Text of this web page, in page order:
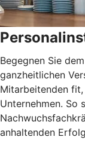
Begegnen Sie
ganzheitlichen
Mitarbeitenden
Unternehmen. So
anhaltenden